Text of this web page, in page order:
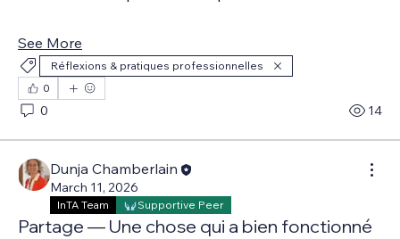
See More
Réflexions & pratiques professionnelles
0
0 14
Dunja Chamberlain
March 11, 2026
InTA Team Supportive Peer
Partage — Une chose qui a bien fonctionné